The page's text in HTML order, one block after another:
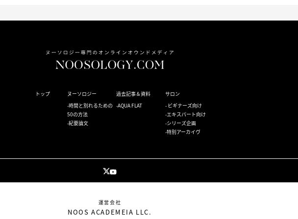
トップ
ヌーソロジー
時間と別れるための
50の方法
紀要論文
過去記事＆資料
AQUA FLAT
サロン
ビギナーズ向け
エキスパート向け
シリーズ企画
特別アーカイヴ
運営会社
NOOS ACADEMEIA LLC.